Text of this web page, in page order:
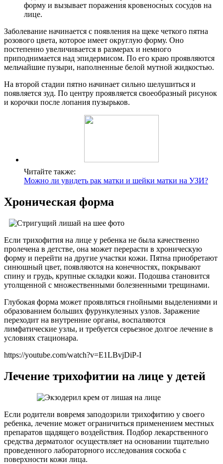
форму и вызывает поражения кровеносных сосудов на
лице.
Заболевание начинается с появления на щеке четкого пятна
розового цвета, которое имеет округлую форму. Оно
постепенно увеличивается в размерах и немного
приподнимается над эпидермисом. По его краю проявляются
мельчайшие пузыри, наполненные белой мутной жидкостью.
На второй стадии пятно начинает сильно шелушиться и
появляется зуд. По центру проявляется своеобразный рисунок
и корочки после лопания пузырьков.
Читайте также:
Можно ли увидеть рак матки и шейки матки на УЗИ?
Хроническая форма
Если трихофития на лице у ребенка не была качественно
пролечена в детстве, она может перерасти в хроническую
форму и перейти на другие участки кожи. Пятна приобретают
синюшный цвет, появляются на конечностях, покрывают
спину и грудь, крупные складки кожи. Подошва становится
утолщенной с множественными болезненными трещинами.
Глубокая форма может проявляться гнойными выделениями и
образованием больших фурункулезных узлов. Заражение
переходит на внутренние органы, воспаляются
лимфатические узлы, и требуется серьезное долгое лечение в
условиях стационара.
https://youtube.com/watch?v=E1LBvjDiP-I
Лечение трихофитии на лице у детей
Если родители вовремя заподозрили трихофитию у своего
ребенка, лечение может ограничиться применением местных
препаратов щадящего воздействия. Подбор лекарственного
средства дерматолог осуществляет на основании тщательно
проведенного лабораторного исследования соскоба с
поверхности кожи лица.